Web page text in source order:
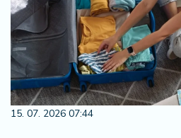
15. 07. 2026 07:44